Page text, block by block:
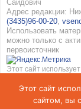
Саидович
Адрес редакции:
(3435)96-00-20
Использовать
можно только с
первоисточник
Этот сайт
использованием
конфиденциальности
персональных данных
Этот сайт
сайтом, вы